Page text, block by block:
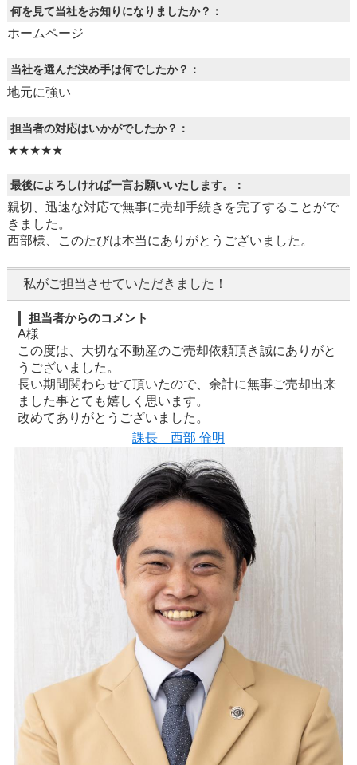
何を見て当社をお知りになりましたか？：
ホームページ
当社を選んだ決め手は何でしたか？：
地元に強い
担当者の対応はいかがでしたか？：
★★★★★
最後によろしければ一言お願いいたします。：
親切、迅速な対応で無事に売却手続きを完了することがで
きました。
西部様、このたびは本当にありがとうございました。
私がご担当させていただきました！
担当者からのコメント
A様
この度は、大切な不動産のご売却依頼頂き誠にありがと
うございました。
長い期間関わらせて頂いたので、余計に無事ご売却出来
ました事とても嬉しく思います。
改めてありがとうございました。
課長 西部 倫明